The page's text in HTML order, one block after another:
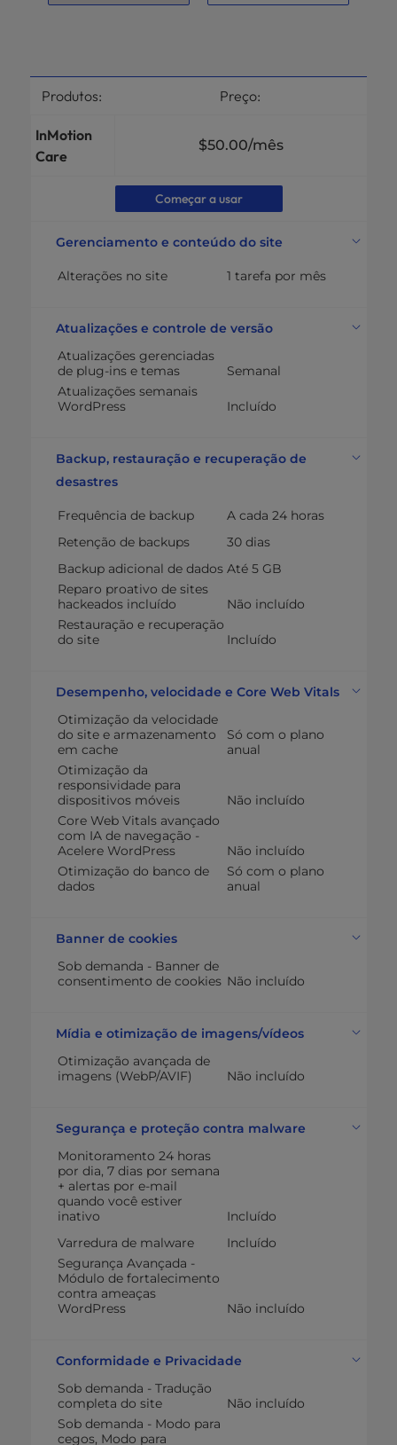
Produtos: Preço:
InMotion
Care
$50.00/mês
Começar a usar
Gerenciamento e conteúdo do site
Alterações no site 1 tarefa por mês
Atualizações e controle de versão
Atualizações gerenciadas
de plug-ins e temas
Semanal
Atualizações semanais
WordPress
Incluído
Backup, restauração e recuperação de
desastres
Frequência de backup
A cada 24 horas
Retenção de backups
30 dias
Backup adicional de dados Até 5 GB
Reparo proativo de sites
hackeados incluído
Não incluído
Restauração e recuperação
do site
Incluído
Desempenho, velocidade e Core Web Vitals
Otimização da velocidade
do site e armazenamento
em cache
Só com o plano
anual
Otimização da
responsividade para
dispositivos móveis
Não incluído
Core Web Vitals avançado
com IA de navegação -
Acelere WordPress
Não incluído
Otimização do banco de
dados
Só com o plano
anual
Banner de cookies
Sob demanda - Banner de
consentimento de cookies Não incluído
Mídia e otimização de imagens/vídeos
Otimização avançada de
imagens (WebP/AVIF)
Não incluído
Segurança e proteção contra malware
Monitoramento 24 horas
por dia, 7 dias por semana
+ alertas por e-mail
quando você estiver
inativo
Incluído
Varredura de malware
Incluído
Segurança Avançada -
Módulo de fortalecimento
contra ameaças
WordPress
Não incluído
Conformidade e Privacidade
Sob demanda - Tradução
completa do site
Não incluído
Sob demanda - Modo para
cegos, Modo para